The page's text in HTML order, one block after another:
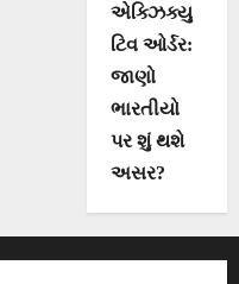
એક્ઝિક્યુ
ટિવ ઓર્ડર:
જાણો
ભારતીયો
પર શું થશે
અસર?